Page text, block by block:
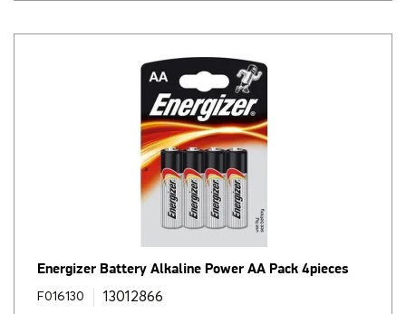
Energizer Battery Alkaline Power AA Pack 4pieces
F016130 13012866